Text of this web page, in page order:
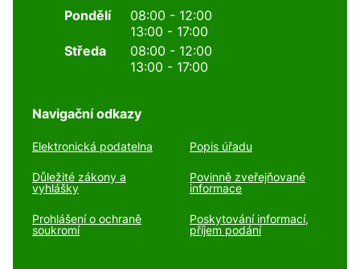
Pondělí
08:00 - 12:00
13:00 - 17:00
Středa
08:00 - 12:00
13:00 - 17:00
Navigační odkazy
Elektronická podatelna Popis úřadu
Důležité zákony a
vyhlášky
Povinně zveřejňované
informace
Prohlášení o ochraně
soukromí
Poskytování informací,
příjem podání